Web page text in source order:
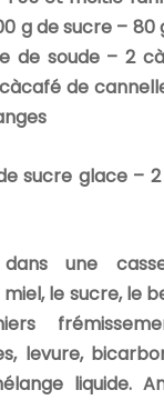
g de sucre – 80
de soude – 2
de
sucre glace –
une
miel, le sucre, le
levure,
liquide.